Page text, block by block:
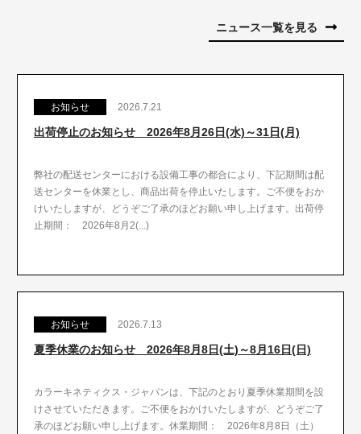
ニュース一覧を見る
お知らせ 2026.7.21
出荷停止のお知らせ 2026年8月26日(水)～31日(月)
弊社の配送センターにおける設備工事の都合により、下記期間は配
送センターを休業とし、商品出荷を停止いたします。ご不便をおか
けいたしますが、どうぞご了承のほどお願い申し上げます。出荷停
止期間： 2026年8月2(...)
お知らせ 2026.7.13
夏季休業のお知らせ 2026年8月8日(土)～8月16日(日)
カラーキネティクス・ジャパンは、下記のとおり夏季休業期間を設
けさせていただきます。ご不便をおかけいたしますが、どうぞご了
承のほどお願い申し上げます。休業期間： 2026年8月8日（土）